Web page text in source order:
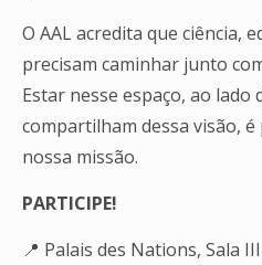
O AAL acredita que ciência,
precisam caminhar junto
Estar nesse espaço, ao lado
compartilham dessa visão,
nossa missão.
PARTICIPE!
📍 Palais des Nations, Sala